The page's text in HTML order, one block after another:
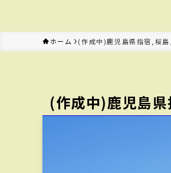
ホーム (作成中)鹿児島県指宿,桜
(作成中)鹿児島